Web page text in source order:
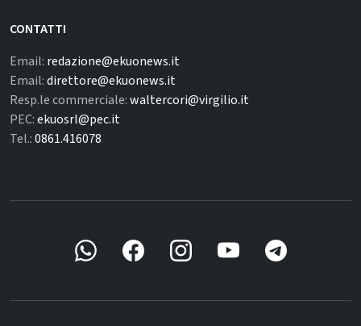
CONTATTI
Email: redazione@ekuonews.it
Email:direttore@ekuonews.it
Resp.le commerciale:waltercori@virgilio.it
PEC:ekuosrl@pec.it
Tel.:0861.416078